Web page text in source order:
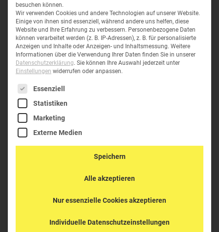
inkl. MwSt
besuchen können.
Wir verwenden Cookies und andere Technologien auf unserer Website.
Einige von ihnen sind essenziell, während andere uns helfen, diese
Website und Ihre Erfahrung zu verbessern. Personenbezogene Daten
können verarbeitet werden (z. B. IP-Adressen), z. B. für personalisierte
Anzeigen und Inhalte oder Anzeigen- und Inhaltsmessung. Weitere
Informationen über die Verwendung Ihrer Daten finden Sie in unserer
Datenschutzerklärung. Sie können Ihre Auswahl jederzeit unter
Einstellungen widerrufen oder anpassen.
Es folgt eine Liste der Service-Gruppen, für die eine
Essenziell
Statistiken
Marketing
Externe Medien
Speichern
Alle akzeptieren
Nur essenzielle Cookies akzeptieren
Individuelle Datenschutzeinstellungen